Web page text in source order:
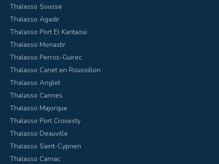
Thalasso Sousse
Thalasso Agadir
Thalasso Port El Kantaoui
Thalasso Monastir
Thalasso Perros-Guirec
Thalasso Canet en Roussillon
Thalasso Anglet
Thalasso Cannes
Thalasso Majorque
Thalasso Port Crouesty
Thalasso Deauville
Thalasso Saint-Cyprien
Thalasso Carnac